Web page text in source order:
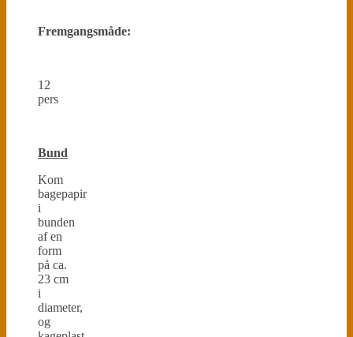
Fremgangsmåde:
12
pers
Bund
Kom
bagepapir
i
bunden
af en
form
på ca.
23 cm
i
diameter,
og